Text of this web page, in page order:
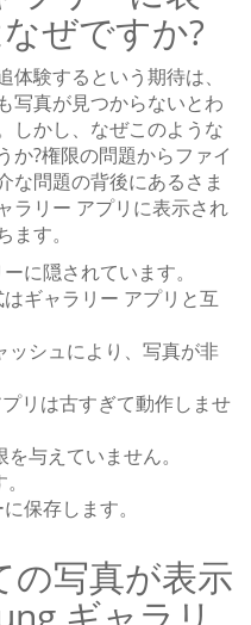
ぜですか?
験するという期待は、
写真が見つからないとわ
しかし、なぜこのような
か?権限の問題からファイ
な問題の背後にあるさま
ラリー アプリに表示され
す。
に隠されています。
ギャラリー アプリと互
ッシュにより、写真が非
リは古すぎて動作しませ
与えていません。
保存します。
の写真が表示